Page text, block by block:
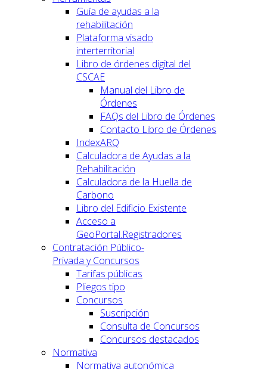
Guía de ayudas a la
rehabilitación
Plataforma visado
interterritorial
Libro de órdenes digital del
CSCAE
Manual del Libro de
Órdenes
FAQs del Libro de Órdenes
Contacto Libro de Órdenes
IndexARQ
Calculadora de Ayudas a la
Rehabilitación
Calculadora de la Huella de
Carbono
Libro del Edificio Existente
Acceso a
GeoPortal.Registradores
Contratación Público-
Privada y Concursos
Tarifas públicas
Pliegos tipo
Concursos
Suscripción
Consulta de Concursos
Concursos destacados
Normativa
Normativa autonómica